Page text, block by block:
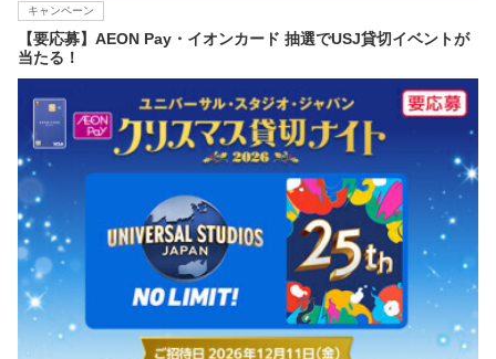
キャンペーン
【要応募】AEON Pay・イオンカード 抽選でUSJ貸切イベントが
当たる！